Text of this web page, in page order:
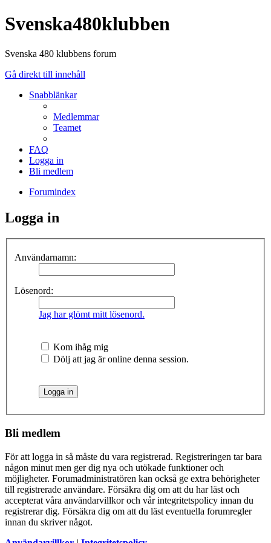
Svenska480klubben
Svenska 480 klubbens forum
Gå direkt till innehåll
Snabblänkar
Medlemmar
Teamet
FAQ
Logga in
Bli medlem
Forumindex
Logga in
Användarnamn:
Lösenord:
Jag har glömt mitt lösenord.
Kom ihåg mig
Dölj att jag är online denna session.
Bli medlem
För att logga in så måste du vara registrerad. Registreringen tar bara
någon minut men ger dig nya och utökade funktioner och
möjligheter. Forumadministratören kan också ge extra behörigheter
till registrerade användare. Försäkra dig om att du har läst och
accepterat våra användarvillkor och vår integritetspolicy innan du
registrerar dig. Försäkra dig om att du läst eventuella forumregler
innan du skriver något.